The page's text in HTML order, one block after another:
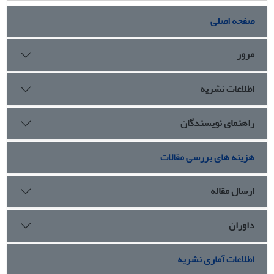
نمونه‌های آن در کلیساهای ایران مورد بررسی قرار گیرد تا آغاز
راهی باشد جهت شناخت این آثار در کشور ایران.
صفحه اصلی
مرور
اطلاعات نشریه
راهنمای نویسندگان
هزینه های بررسی مقالات
ارسال مقاله
داوران
اطلاعات آماری نشریه